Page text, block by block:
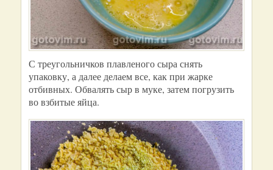
С треугольничков плавленого сыра снять
упаковку, а далее делаем все, как при жарке
отбивных. Обвалять сыр в муке, затем погрузить
во взбитые яйца.